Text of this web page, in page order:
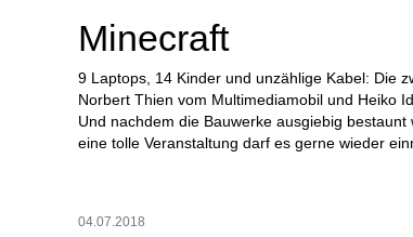
Minecraft
9 Laptops, 14 Kinder und unzählige Kabel: Die
Norbert Thien vom Multimediamobil und Heiko
Und nachdem die Bauwerke ausgiebig
eine tolle Veranstaltung darf es gerne wieder
04.07.2018